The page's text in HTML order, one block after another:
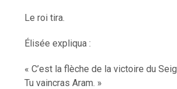
Le roi tira.
Élisée expliqua :
« C’est la flèche de la victoire du
Tu vaincras Aram. »